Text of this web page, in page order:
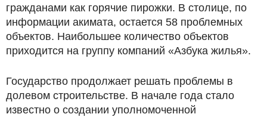
гражданами как горячие пирожки. В столице, по
информации акимата, остается 58 проблемных
объектов. Наибольшее количество объектов
приходится на группу компаний «Азбука жилья».
Государство продолжает решать проблемы в
долевом строительстве. В начале года стало
известно о создании уполномоченной